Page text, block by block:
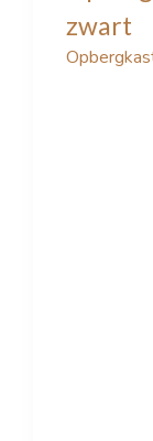
zwart